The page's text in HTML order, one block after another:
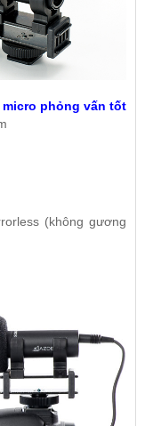
micro phỏng vấn tốt
(không gương